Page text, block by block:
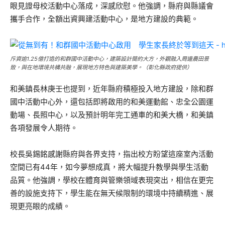
眼見證母校活動中心落成，深感欣慰。他強調，縣府與縣議會
攜手合作，全額出資興建活動中心，是地方建設的典範。
斥資逾1.25億打造的和群國中活動中心，建築設計簡約大方，外觀融入周邊農田景
致，與在地環境共構共融，展現地方特色與建築美學。（彰化縣政府提供）
和美鎮長林庚壬也提到，近年縣府積極投入地方建設，除和群
國中活動中心外，還包括即將啟用的和美運動館、忠全公園運
動場、長照中心，以及預計明年完工通車的和美大橋，和美鎮
各項發展令人期待。
校長吳錫銘感謝縣府與各界支持，指出校方盼望這座室內活動
空間已有44年，如今夢想成真，將大幅提升教學與學生活動
品質。他強調，學校在體育與管樂領域表現突出，相信在更完
善的設施支持下，學生能在無天候限制的環境中持續精進、展
現更亮眼的成績。